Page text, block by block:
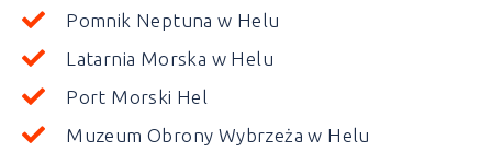
Pomnik Neptuna w Helu
Latarnia Morska w Helu
Port Morski Hel
Muzeum Obrony Wybrzeża w Helu